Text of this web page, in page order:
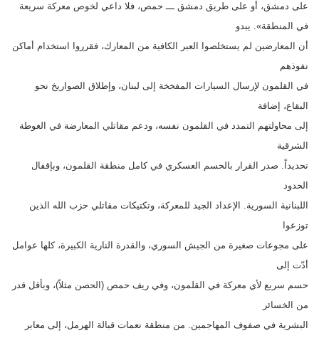
على دمشق، أو على طريق دمشق ـــ حمص، فلا داعي لخوص معركة سريعة
في المنطقة». يبدو
أن المعارضين لم يستخلصوا العبر الكافية من المعارك، فقرروا استخدام أماكن
نفوذهم
في القلمون لإرسال السيارات المفخخة إلى لبنان، وإطلاق الصواريخ نحو
البقاع، إضافة
إلى محاولتهم التمدد في القلمون نفسه، ودعم مقاتلي المعارضة في الغوطة
الشرقية
تحديداً. صدر القرار بالحسم العسكري في كامل منطقة القلمون، وبإقفال
الحدود
اللبنانية السورية. الإعداد الجيد للمعركة، وتكتيكات مقاتلي حزب الله الذين
توزعوا
على مجوعات صغيرة من الجيش السوري، والقدرة النارية الكبيرة، كلها عوامل
أدّت إلى
حسم سريع لأي معركة في القلمون، وفي ريف حمص (الحصن مثلاً)، وبأقل قدر
من الخسائر
البشرية في صفوف المهاجمين. من منطقة نعمات قبالة الهرمل، إلى معابر